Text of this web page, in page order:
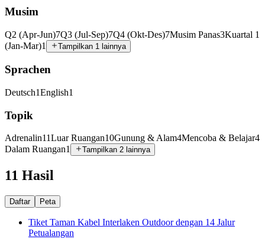
Musim
Q2 (Apr-Jun)7Q3 (Jul-Sep)7Q4 (Okt-Des)7Musim Panas3Kuartal 1
(Jan-Mar)1 Tampilkan 1 lainnya
Sprachen
Deutsch1English1
Topik
Adrenalin11Luar Ruangan10Gunung & Alam4Mencoba & Belajar4
Dalam Ruangan1 Tampilkan 2 lainnya
11 Hasil
Daftar Peta
Tiket Taman Kabel Interlaken Outdoor dengan 14 Jalur
Petualangan